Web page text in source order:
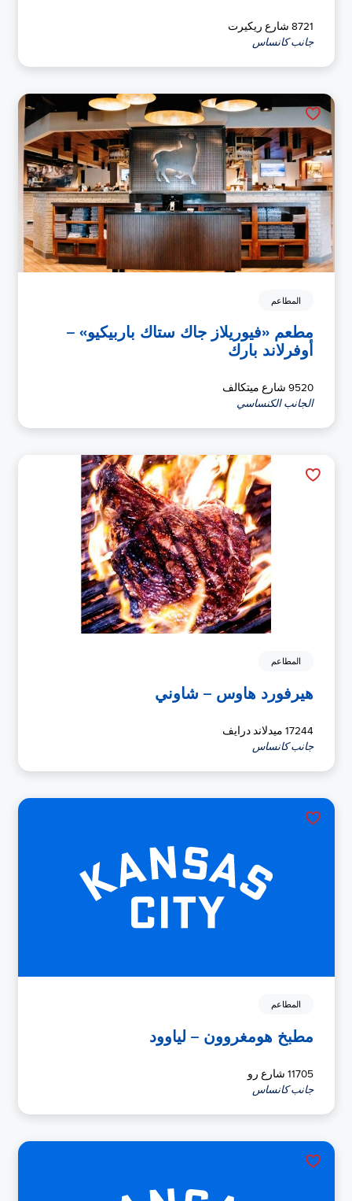
8721 شارع ريكيرت
جانب كانساس
المطاعم
مطعم «فيوريلاز جاك ستاك باربيكيو» –
أوفرلاند بارك
9520 شارع ميتكالف
الجانب الكنساسي
المطاعم
هيرفورد هاوس – شاوني
17244 ميدلاند درايف
جانب كانساس
المطاعم
مطبخ هومغروون – لياوود
11705 شارع رو
جانب كانساس